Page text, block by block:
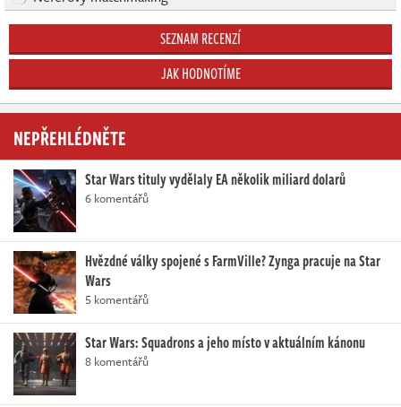
SEZNAM RECENZÍ
JAK HODNOTÍME
NEPŘEHLÉDNĚTE
Star Wars tituly vydělaly EA několik miliard dolarů
6 komentářů
Hvězdné války spojené s FarmVille? Zynga pracuje na Star
Wars
5 komentářů
Star Wars: Squadrons a jeho místo v aktuálním kánonu
8 komentářů